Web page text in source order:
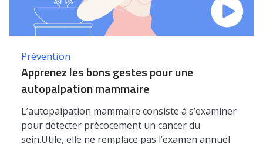
Prévention
Apprenez les bons gestes pour une
autopalpation mammaire
L’autopalpation mammaire consiste à s’examiner
pour détecter précocement un cancer du
sein.Utile, elle ne remplace pas l’examen annuel